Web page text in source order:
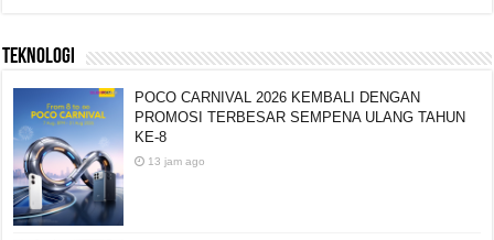
TEKNOLOGI
POCO CARNIVAL 2026 KEMBALI DENGAN
PROMOSI TERBESAR SEMPENA ULANG TAHUN
KE-8
13 jam ago